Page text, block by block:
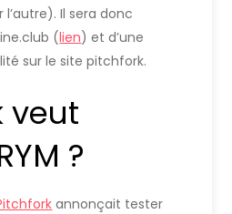
l’autre). Il sera donc
(lien) et d’une
sur le site pitchfork.
veut
?
annonçait tester